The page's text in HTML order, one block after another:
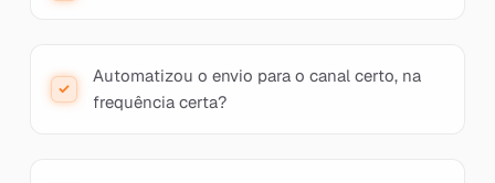
Automatizou o envio para o canal certo, na
frequência certa?